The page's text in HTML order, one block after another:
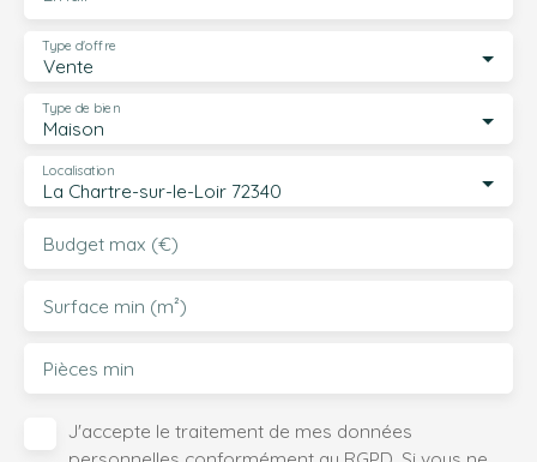
Vente
Type d'offre
Maison
Type de bien
La Chartre-sur-le-Loir 72340
Localisation
Budget max (€)
Surface min (m²)
Pièces min
J'accepte le traitement de mes données